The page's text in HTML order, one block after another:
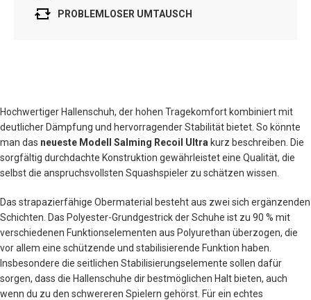
PROBLEMLOSER UMTAUSCH
Hochwertiger Hallenschuh, der hohen Tragekomfort kombiniert mit
deutlicher Dämpfung und hervorragender Stabilität bietet. So könnte
man das neueste Modell Salming Recoil Ultra kurz beschreiben. Die
sorgfältig durchdachte Konstruktion gewährleistet eine Qualität, die
selbst die anspruchsvollsten Squashspieler zu schätzen wissen.
Das strapazierfähige Obermaterial besteht aus zwei sich ergänzenden
Schichten. Das Polyester-Grundgestrick der Schuhe ist zu 90 % mit
verschiedenen Funktionselementen aus Polyurethan überzogen, die
vor allem eine schützende und stabilisierende Funktion haben.
Insbesondere die seitlichen Stabilisierungselemente sollen dafür
sorgen, dass die Hallenschuhe dir bestmöglichen Halt bieten, auch
wenn du zu den schwereren Spielern gehörst. Für ein echtes